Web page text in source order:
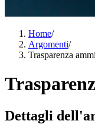
Home/
Argomenti/
Trasparenza
Dettagli